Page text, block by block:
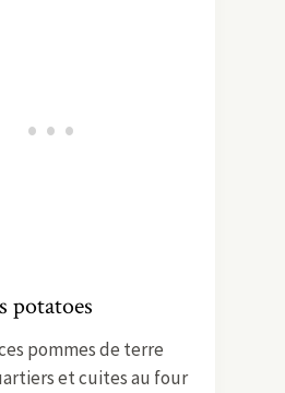
potatoes
pommes de terre
et cuites au four